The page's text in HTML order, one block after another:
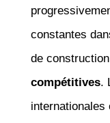
constantes
de
compétitives.